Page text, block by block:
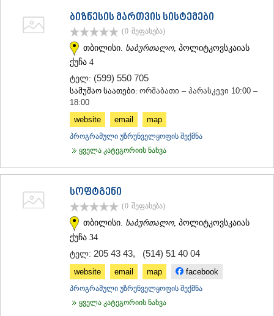
ᲑᲐᲙᲣᲠᲘᲐᲜᲘ
ᲕᲐᲚᲔ
ᲥᲕᲔᲛᲝ ᲥᲐᲠᲗᲚᲘ
ᲗᲔᲗᲠᲘᲬᲧᲐᲠᲝ
ᲙᲐᲡᲞᲘ
ᲮᲐᲨᲣᲠᲘ
ᲡᲐᲥᲐᲠᲗᲕᲔᲚᲝ
ბიზნესის მართვის სისტემები
(0 შეფასება)
თბილისი. საბურთალო, პოლიტკოვსკაიას
ქუჩა 4
ტელ: (599) 550 705
სამუშაო საათები: ორშაბათი – პარასკევი 10:00 –
18:00
website
email map
პროგრამული უზრუნველყოფის შექმნა
ყველა კატეგორიის ნახვა
სოფტგენი
(0 შეფასება)
თბილისი. საბურთალო, პოლიტკოვსკაიას
ქუჩა 34
ტელ: 205 43 43, (514) 51 40 04
website email map facebook
პროგრამული უზრუნველყოფის შექმნა
ყველა კატეგორიის ნახვა